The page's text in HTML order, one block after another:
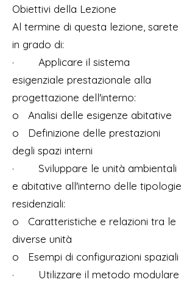
Obiettivi della Lezione
Al termine di questa lezione, sarete
in grado di:
· Applicare il sistema
esigenziale prestazionale alla
progettazione dell'interno:
o Analisi delle esigenze abitative
o Definizione delle prestazioni
degli spazi interni
· Sviluppare le unità ambientali
e abitative all'interno delle tipologie
residenziali:
o Caratteristiche e relazioni tra le
diverse unità
o Esempi di configurazioni spaziali
· Utilizzare il metodo modulare